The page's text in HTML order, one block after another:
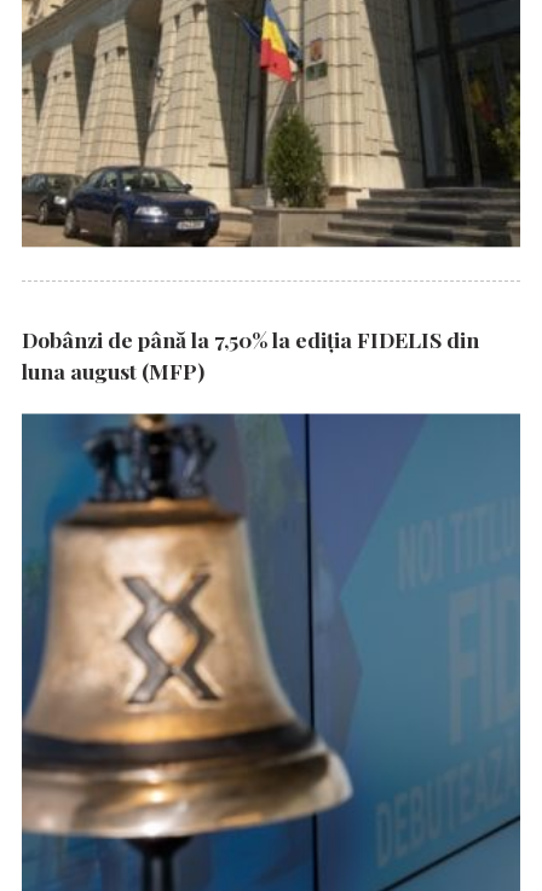
Dobânzi de până la 7,50% la ediția FIDELIS din
luna august (MFP)